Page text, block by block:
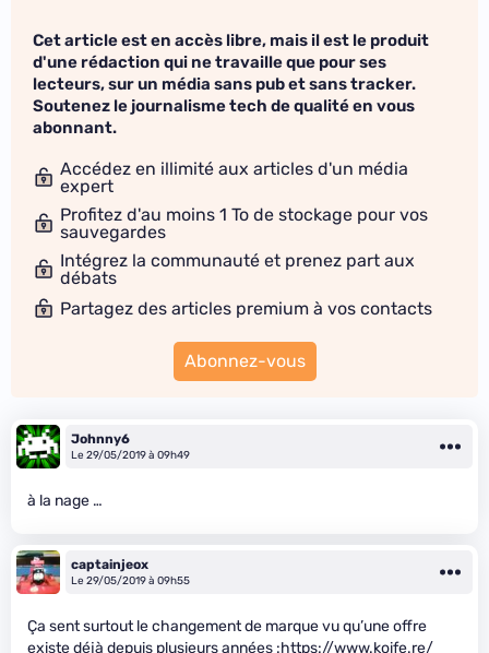
Cet article est en accès libre, mais il est le produit
d'une rédaction qui ne travaille que pour ses
lecteurs, sur un média sans pub et sans tracker.
Soutenez le journalisme tech de qualité en vous
abonnant.
Accédez en illimité aux articles d'un média
expert
Profitez d'au moins 1 To de stockage pour vos
sauvegardes
Intégrez la communauté et prenez part aux
débats
Partagez des articles premium à vos contacts
Abonnez-vous
Johnny6
Le 29/05/2019 à 09h49
à la nage …
captainjeox
Le 29/05/2019 à 09h55
Ça sent surtout le changement de marque vu qu’une offre
existe déjà depuis plusieurs années :https://www.koife.re/